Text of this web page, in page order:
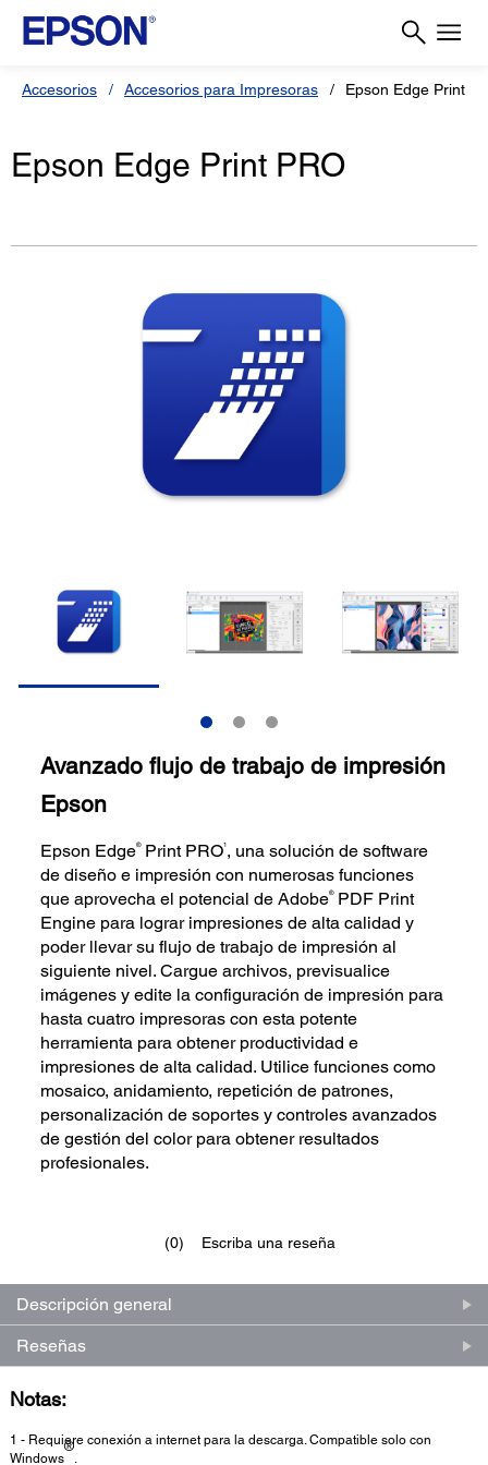
Accesorios Accesorios para Impresoras Epson Edge Print
Epson Edge Print PRO
Avanzado flujo de trabajo de impresión
Epson
Epson Edge®Print PRO1, una solución de software
de diseño e impresión con numerosas funciones
que aprovecha el potencial de Adobe®PDF Print
Engine para lograr impresiones de alta calidad y
poder llevar su flujo de trabajo de impresión al
siguiente nivel. Cargue archivos, previsualice
imágenes y edite la configuración de impresión para
hasta cuatro impresoras con esta potente
herramienta para obtener productividad e
impresiones de alta calidad. Utilice funciones como
mosaico, anidamiento, repetición de patrones,
personalización de soportes y controles avanzados
de gestión del color para obtener resultados
profesionales.
Sin
Enlace
en
la
(0) Escriba una reseña
Descripción general
Reseñas
Notas:
1 - Requiere conexión a internet para la descarga. Compatible solo con
Windows
®
.